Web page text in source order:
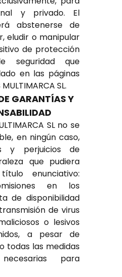
y privado. El
abstenerse de
eludir o manipular
de protección
seguridad que
en las páginas
SL.
GARANTÍAS Y
SL no se
en ningún caso,
y perjuicios de
que pudiera
enunciativo:
en los
de disponibilidad
de virus
o lesivos
a pesar de
todas las medidas
para